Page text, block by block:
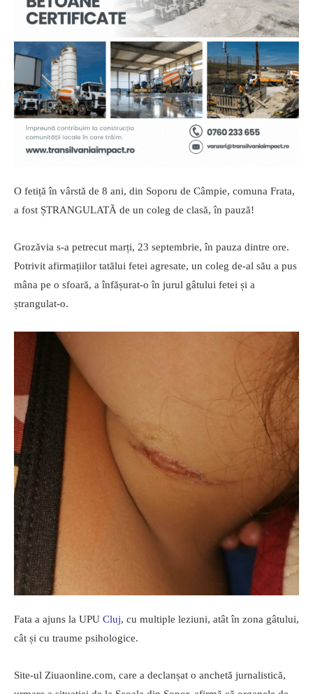
O fetiță în vârstă de 8 ani, din Soporu de Câmpie, comuna Frata,
a fost ȘTRANGULATĂ de un coleg de clasă, în pauză!
Grozăvia s-a petrecut marți, 23 septembrie, în pauza dintre ore.
Potrivit afirmațiilor tatălui fetei agresate, un coleg de-al său a pus
mâna pe o sfoară, a înfășurat-o în jurul gâtului fetei și a
ștrangulat-o.
Fata a ajuns la UPU Cluj, cu multiple leziuni, atât în zona gâtului,
cât și cu traume psihologice.
Site-ul Ziuaonline.com, care a declanșat o anchetă jurnalistică,